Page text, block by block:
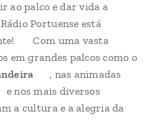
ao palco e dar vida a
Portuense está
🏆 Com uma vasta
em grandes palcos como o
🎭, nas animadas
e nos mais diversos
a cultura e a alegria da